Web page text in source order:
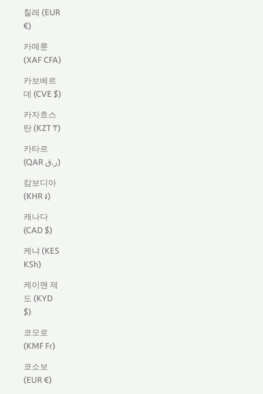
칠레 (EUR
€)
카메룬
(XAF CFA)
카보베르
데 (CVE $)
카자흐스
탄 (KZT ₸)
카타르
(QAR ر.ق)
캄보디아
(KHR ៛)
캐나다
(CAD $)
케냐 (KES
KSh)
케이맨 제
도 (KYD
$)
코모로
(KMF Fr)
코소보
(EUR €)